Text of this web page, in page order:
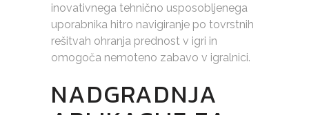
inovativnega tehnično usposobljenega
uporabnika hitro navigiranje po tovrstnih
rešitvah ohranja prednost v igri in
omogoča nemoteno zabavo v igralnici.
NADGRADNJA